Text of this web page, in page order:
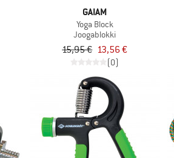
GAIAM
Yoga Block
Joogablokki
15,95 € 13,56 €
(0)